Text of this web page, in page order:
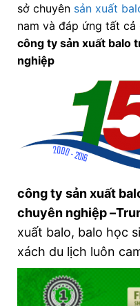
sở chuyên sản xuất
nam và đáp ứng tất
công ty sản xuất balo
nghiệp
công ty sản xuất
chuyên nghiệp
xuất balo, balo học
xách du lịch luôn